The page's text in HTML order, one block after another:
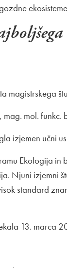
magistrskega
mol. funkc.
izjemen učni
Ekologija in
Njuni izjemni
standard
13. marca